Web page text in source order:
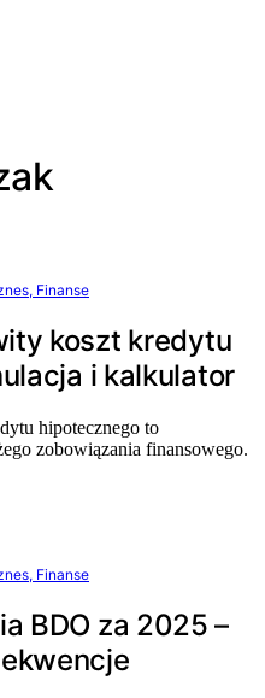
Finanse
koszt kredytu
i kalkulator
hipotecznego to
zobowiązania finansowego.
Finanse
BDO za 2025 –